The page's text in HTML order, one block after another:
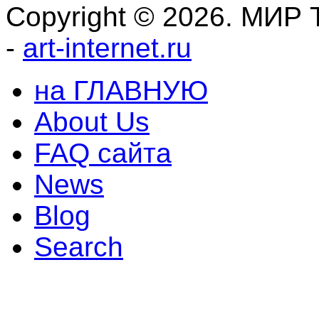
Copyright © 2026. МИР
- art-internet.ru
на ГЛАВНУЮ
About Us
FAQ сайта
News
Blog
Search